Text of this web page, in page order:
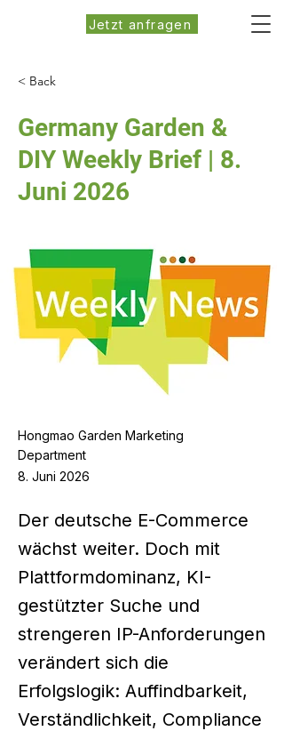
Jetzt anfragen
< Back
Germany Garden &
DIY Weekly Brief | 8.
Juni 2026
Hongmao Garden Marketing
Department
8. Juni 2026
Der deutsche E-Commerce
wächst weiter. Doch mit
Plattformdominanz, KI-
gestützter Suche und
strengeren IP-Anforderungen
verändert sich die
Erfolgslogik: Auffindbarkeit,
Verständlichkeit, Compliance